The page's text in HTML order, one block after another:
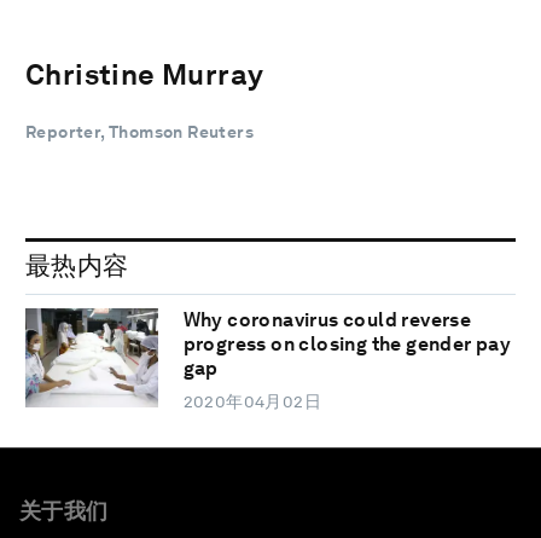
Christine Murray
Reporter, Thomson Reuters
最热内容
Why coronavirus could reverse
progress on closing the gender pay
gap
2020年04月02日
关于我们